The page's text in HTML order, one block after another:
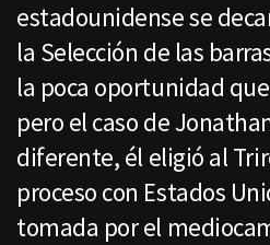
estadounidense se
la Selección de las
la poca oportunidad
pero el caso de
diferente, él eligió al
proceso con Estados
tomada por el